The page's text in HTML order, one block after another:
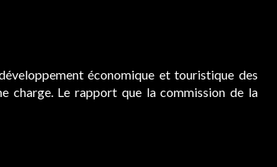
économique et touristique des
charge. Le rapport que la commission de la